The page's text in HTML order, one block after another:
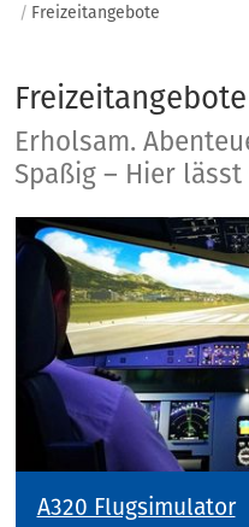
Freizeitangebote
Freizeitangebote
Erholsam.
Spaßig – Hier
A320 Flugsimulator